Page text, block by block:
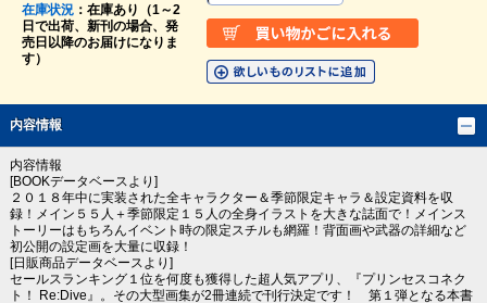
在庫状況：在庫あり（1～2
日で出荷、新刊の場合、発
売日以降のお届けになりま
す）
内容情報
内容情報
[BOOKデータベースより]
２０１８年中に実装された全キャラクター＆季節限定キャラ＆設定資料を収
録！メイン５５人＋季節限定１５人の全身イラストを大きな誌面で！メインス
トーリーはもちろんイベント時の限定スチルも網羅！背面画や武器の詳細など
初公開の設定画を大量に収録！
[日販商品データベースより]
セールスランキング１位を何度も獲得した超人気アプリ、『プリンセスコネク
ト！ Re:Dive』。その大型画集が2冊連続で刊行決定です！ 第１弾となる本書